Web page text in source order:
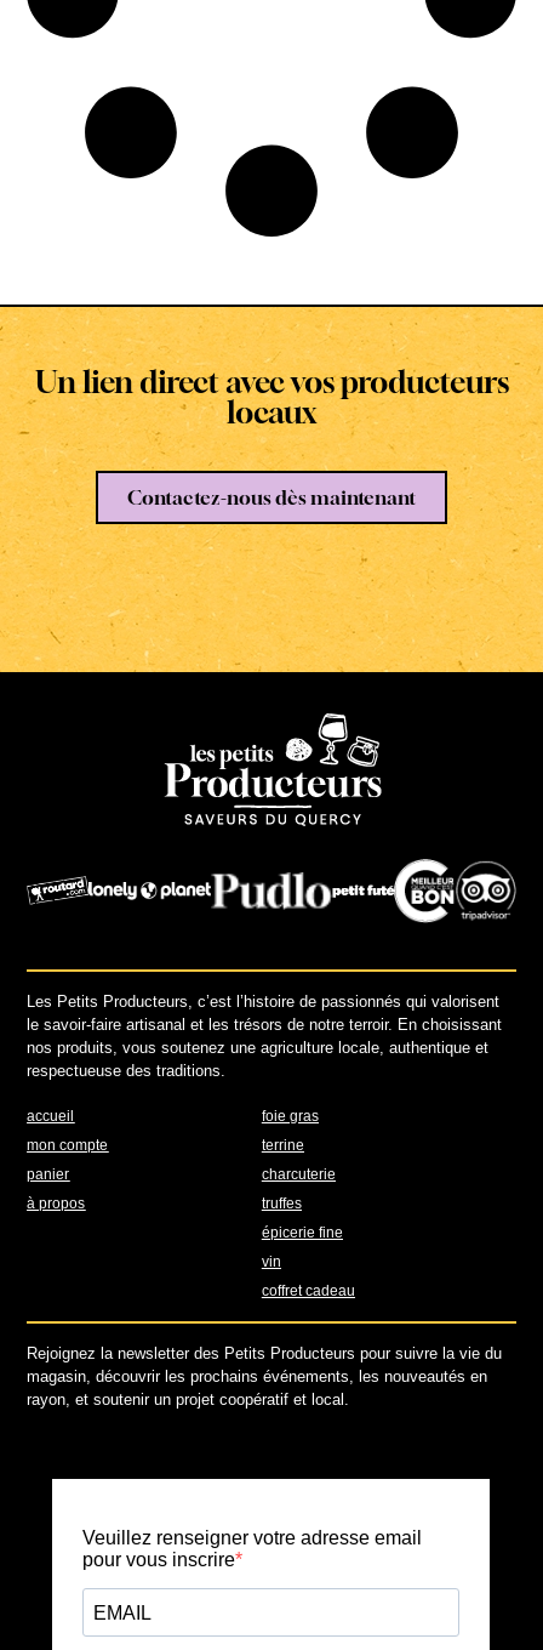
Un lien direct avec vos producteurs
locaux
Contactez-nous dès maintenant
Les Petits Producteurs, c’est l’histoire de passionnés qui valorisent
le savoir-faire artisanal et les trésors de notre terroir. En choisissant
nos produits, vous soutenez une agriculture locale, authentique et
respectueuse des traditions.
accueil
mon compte
panier
à propos
foie gras
terrine
charcuterie
truffes
épicerie fine
vin
coffret cadeau
Rejoignez la newsletter des Petits Producteurs pour suivre la vie du
magasin, découvrir les prochains événements, les nouveautés en
rayon, et soutenir un projet coopératif et local.